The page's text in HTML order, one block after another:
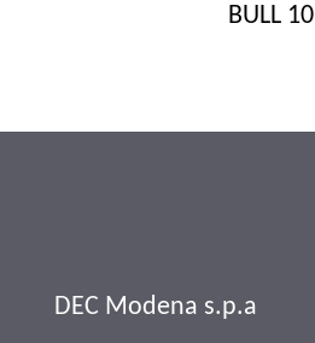
BULL 10
DEC Modena s.p.a